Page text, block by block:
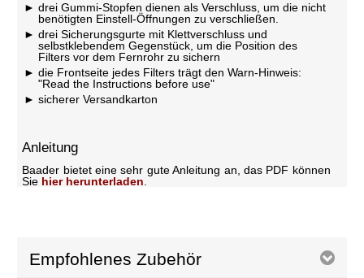
drei Gummi-Stopfen dienen als Verschluss, um die nicht
benötigten Einstell-Öffnungen zu verschließen.
drei Sicherungsgurte mit Klettverschluss und
selbstklebendem Gegenstück, um die Position des
Filters vor dem Fernrohr zu sichern
die Frontseite jedes Filters trägt den Warn-Hinweis:
"Read the Instructions before use"
sicherer Versandkarton
Anleitung
Baader bietet eine sehr gute Anleitung an, das PDF können
Sie hier herunterladen.
Empfohlenes Zubehör